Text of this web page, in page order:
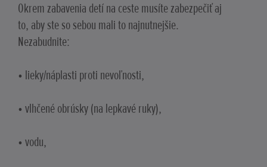
Okrem zabavenia detí na ceste musíte zabezpečiť aj
to, aby ste so sebou mali to najnutnejšie.
Nezabudnite:
• lieky/náplasti proti nevoľnosti,
• vlhčené obrúsky (na lepkavé ruky),
• vodu,